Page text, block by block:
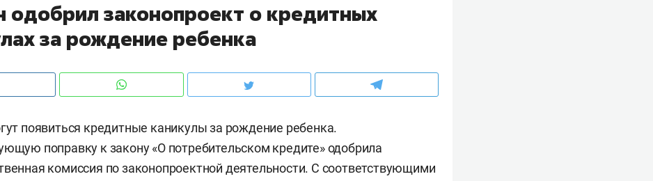
одобрил законопроект о кредитных
за рождение ребенка
появиться кредитные каникулы за рождение ребенка.
поправку к закону «О потребительском кредите» одобрила
комиссия по законопроектной деятельности. С соответствующими